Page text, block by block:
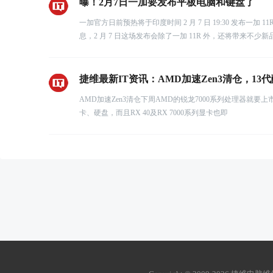
曝！2月7日一加要发布平板电脑和键盘了
一加官方日前预热将于印度时间 2 月 7 日 19:30 发布一加
息，2 月 7 日这场发布会除了一加 11R 外，还将带来不少新
捷维最新IT资讯：AMD加速Zen3清仓，13
AMD加速Zen3清仓下周AMD的锐龙7000系列处理器就要上
卡、硬盘，而且RX 40及RX 7000系列显卡也即